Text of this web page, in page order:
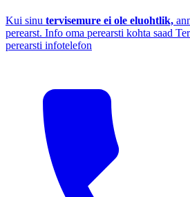
Kui sinu tervisemure ei ole eluohtlik,
perearst. Info oma perearsti kohta saad
perearsti infotelefon